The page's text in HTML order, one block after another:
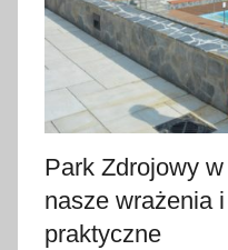
2
0
2
Park Zdrojowy
nasze wrażenia
praktyczne